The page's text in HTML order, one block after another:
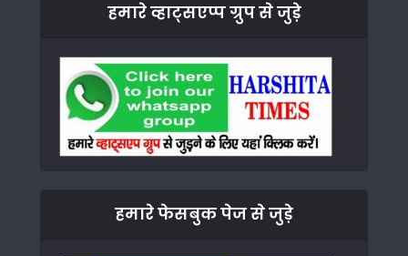
हमारे व्हाट्सएप्प ग्रुप से जुड़े
हमारे फेसबुक पेज से जुड़े